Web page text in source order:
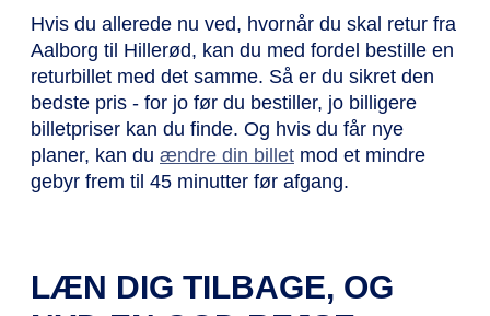
Hvis du allerede nu ved, hvornår du skal retur fra
Aalborg til Hillerød, kan du med fordel bestille en
returbillet med det samme. Så er du sikret den
bedste pris - for jo før du bestiller, jo billigere
billetpriser kan du finde. Og hvis du får nye
planer, kan du ændre din billet mod et mindre
gebyr frem til 45 minutter før afgang.
LÆN DIG TILBAGE, OG